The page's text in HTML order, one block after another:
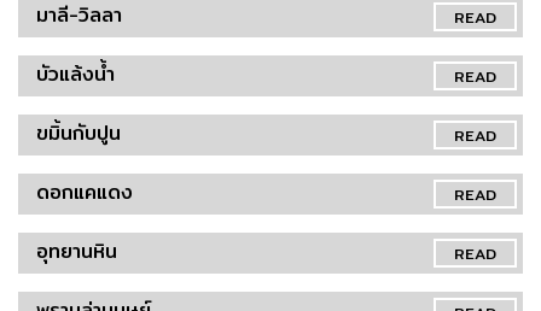
READ
มาลี-วิลลา
READ
บัวแล้งน้ำ
READ
ขมิ้นกับปูน
READ
ดอกแคแดง
READ
อุทยานหิน